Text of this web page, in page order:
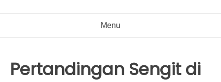
Menu
Pertandingan Sengit di